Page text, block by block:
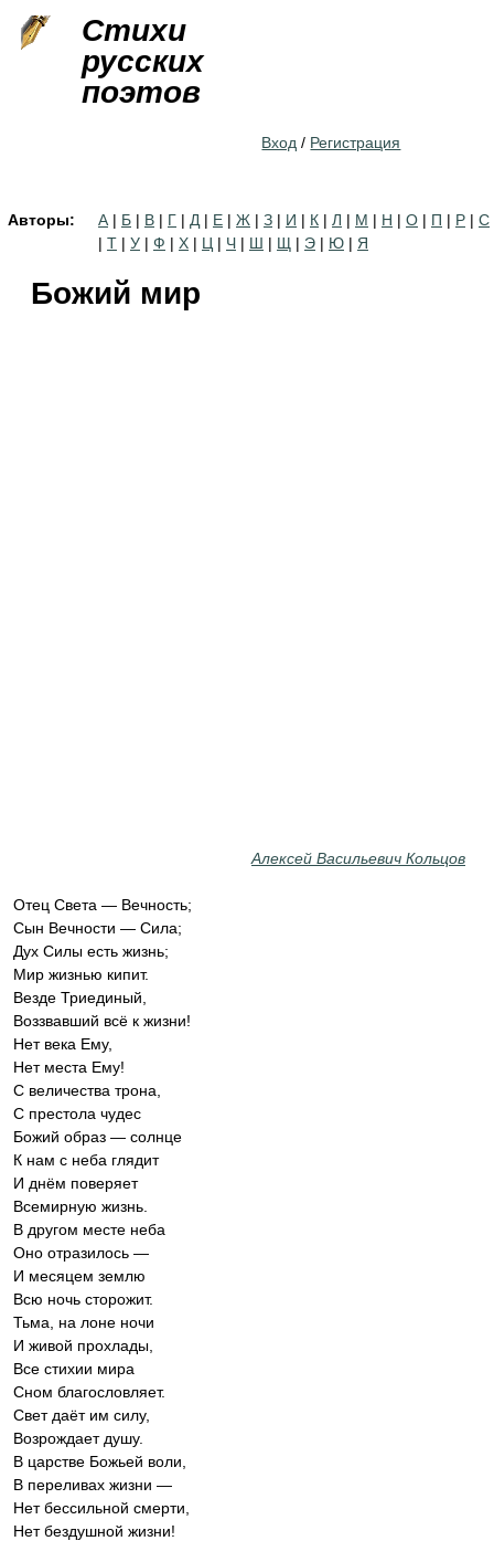
Стихи
русских
поэтов
Вход / Регистрация
Авторы: А | Б | В | Г | Д | Е | Ж | З | И | К | Л | М | Н | О | П | Р | С
| Т | У | Ф | Х | Ц | Ч | Ш | Щ | Э | Ю | Я
Божий мир
Алексей Васильевич Кольцов
Отец Света — Вечность;
Сын Вечности — Сила;
Дух Силы есть жизнь;
Мир жизнью кипит.
Везде Триединый,
Воззвавший всё к жизни!
Нет века Ему,
Нет места Ему!
С величества трона,
С престола чудес
Божий образ — солнце
К нам с неба глядит
И днём поверяет
Всемирную жизнь.
В другом месте неба
Оно отразилось —
И месяцем землю
Всю ночь сторожит.
Тьма, на лоне ночи
И живой прохлады,
Все стихии мира
Сном благословляет.
Свет даёт им силу,
Возрождает душу.
В царстве Божьей воли,
В переливах жизни —
Нет бессильной смерти,
Нет бездушной жизни!